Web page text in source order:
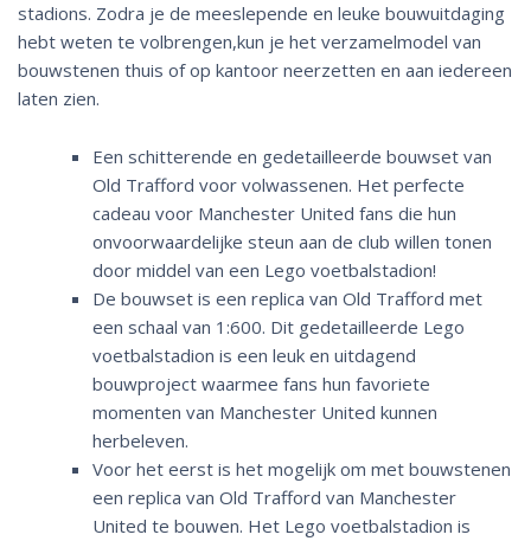
stadions. Zodra je de meeslepende en leuke bouwuitdaging
hebt weten te volbrengen,kun je het verzamelmodel van
bouwstenen thuis of op kantoor neerzetten en aan iedereen
laten zien.
Een schitterende en gedetailleerde bouwset van
Old Trafford voor volwassenen. Het perfecte
cadeau voor Manchester United fans die hun
onvoorwaardelijke steun aan de club willen tonen
door middel van een Lego voetbalstadion!
De bouwset is een replica van Old Trafford met
een schaal van 1:600. Dit gedetailleerde Lego
voetbalstadion is een leuk en uitdagend
bouwproject waarmee fans hun favoriete
momenten van Manchester United kunnen
herbeleven.
Voor het eerst is het mogelijk om met bouwstenen
een replica van Old Trafford van Manchester
United te bouwen. Het Lego voetbalstadion is